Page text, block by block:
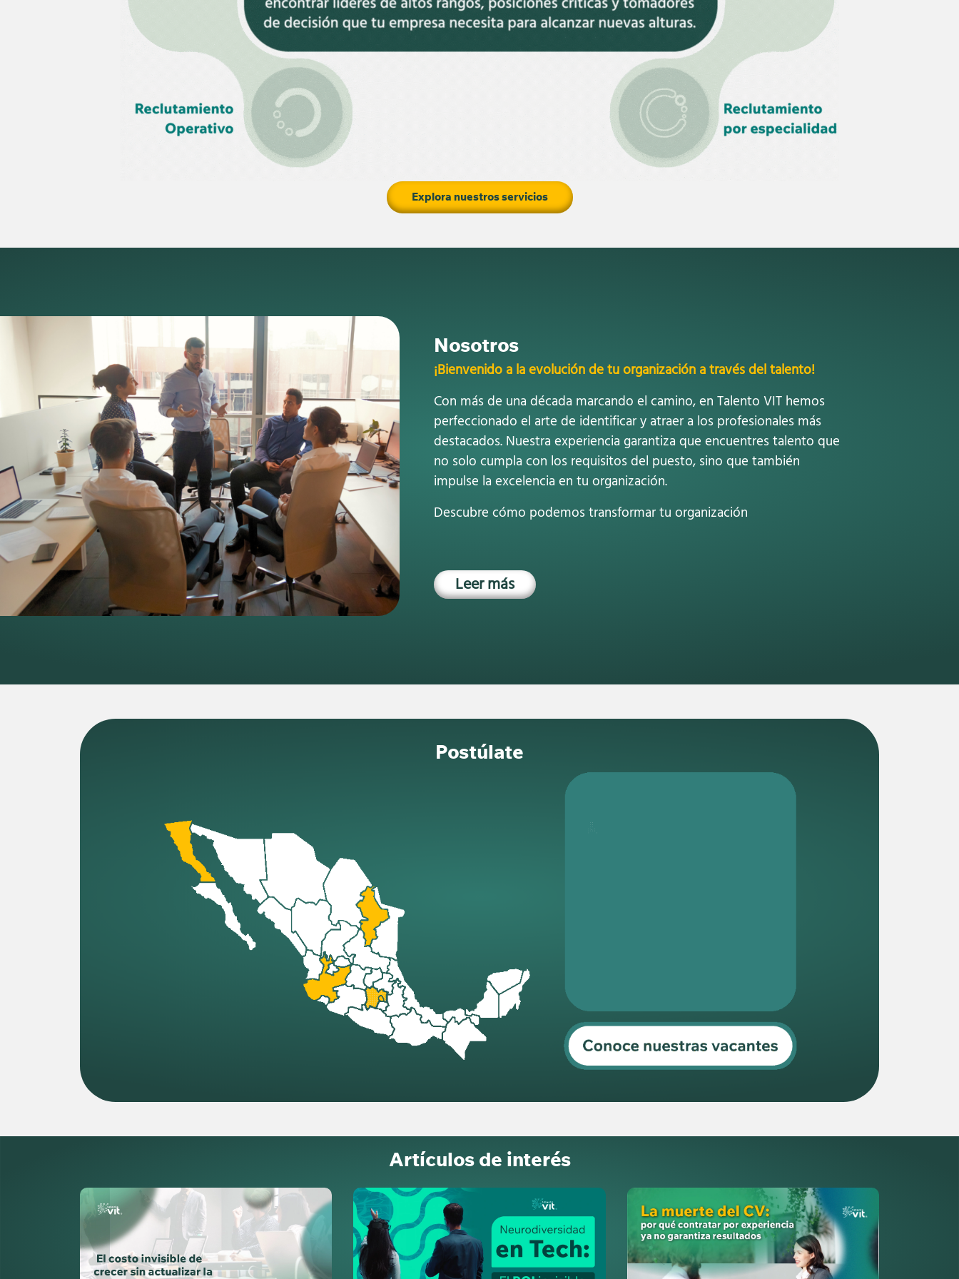
Explora nuestros servicios
Nosotros
¡Bienvenido a la evolución de tu organización a través del talento!
Con más de una década marcando el camino, en Talento VIT hemos
perfeccionado el arte de identificar y atraer a los profesionales más
destacados. Nuestra experiencia garantiza que encuentres talento que
no solo cumpla con los requisitos del puesto, sino que también
impulse la excelencia en tu organización.
Descubre cómo podemos transformar tu organización
Leer más
Postúlate
Artículos de interés